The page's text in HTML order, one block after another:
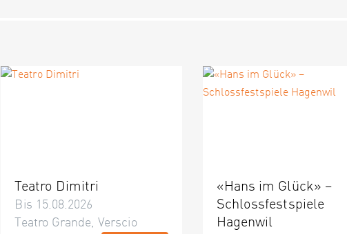
Teatro Dimitri
Bis 15.08.2026
Teatro Grande, Verscio
«Hans im Glück» –
Schlossfestspiele
Hagenwil